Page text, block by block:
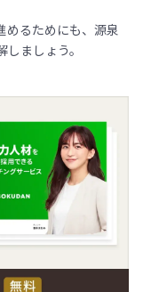
めるためにも、源泉
ましょう。